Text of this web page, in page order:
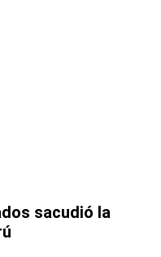
sacudió la